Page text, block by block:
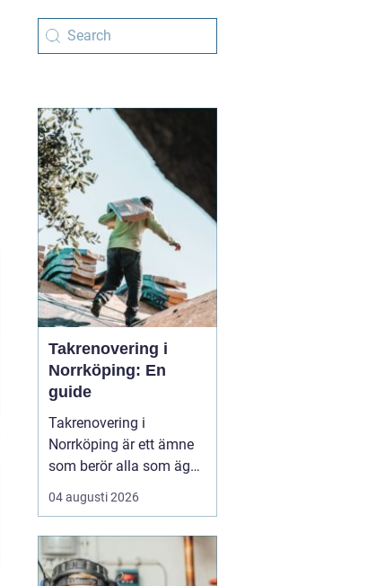
Takrenovering i
Norrköping: En
guide
Takrenovering i
Norrköping är ett ämne
som berör alla som äger
hus, radhus eller
flerfamiljshus i området.
viktigaste skydd mot
regn, snö och fukt, och
04 augusti 2026